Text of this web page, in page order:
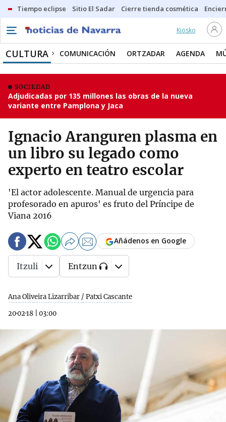
Tiempo eclipse Sitio El Sadar Cierre tienda cosmética
Kiosko
CULTURA COMUNICACIÓN ORTZADAR AGENDA
SOCIEDAD
Adjudicadas por 135 millones las obras de la nueva
variante entre Pamplona y Jaca
Ignacio Aranguren plasma en
un libro su legado como
experto en teatro escolar
'El actor adolescente. Manual de urgencia para
profesorado en apuros' es fruto del Príncipe de
Viana 2016
Ana Oliveira Lizarribar / Patxi Cascante
20·02·18
03:00
Añádenos en Google
Itzuli Entzun